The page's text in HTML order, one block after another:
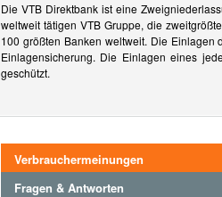
Die VTB Direktbank ist eine
weltweit tätigen VTB Gruppe, die
100 größten Banken weltweit. Die
Einlagensicherung. Die Einlagen eines
geschützt.
Verbrauchermeinungen
Fragen & Antworten